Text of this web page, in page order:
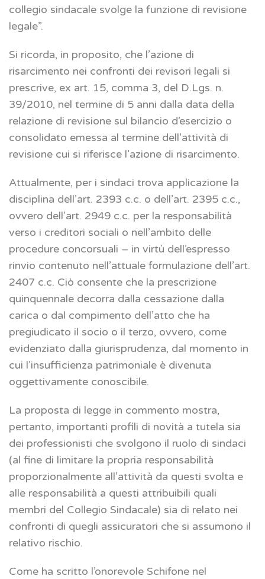
collegio sindacale svolge la funzione di revisione
legale”.
Si ricorda, in proposito, che l’azione di
risarcimento nei confronti dei revisori legali si
prescrive, ex art. 15, comma 3, del D.Lgs. n.
39/2010, nel termine di 5 anni dalla data della
relazione di revisione sul bilancio d’esercizio o
consolidato emessa al termine dell’attività di
revisione cui si riferisce l’azione di risarcimento.
Attualmente, per i sindaci trova applicazione la
disciplina dell’art. 2393 c.c. o dell’art. 2395 c.c.,
ovvero dell’art. 2949 c.c. per la responsabilità
verso i creditori sociali o nell’ambito delle
procedure concorsuali – in virtù dell’espresso
rinvio contenuto nell’attuale formulazione dell’art.
2407 c.c. Ciò consente che la prescrizione
quinquennale decorra dalla cessazione dalla
carica o dal compimento dell’atto che ha
pregiudicato il socio o il terzo, ovvero, come
evidenziato dalla giurisprudenza, dal momento in
cui l’insufficienza patrimoniale è divenuta
oggettivamente conoscibile.
La proposta di legge in commento mostra,
pertanto, importanti profili di novità a tutela sia
dei professionisti che svolgono il ruolo di sindaci
(al fine di limitare la propria responsabilità
proporzionalmente all’attività da questi svolta e
alle responsabilità a questi attribuibili quali
membri del Collegio Sindacale) sia di relato nei
confronti di quegli assicuratori che si assumono il
relativo rischio.
Come ha scritto l’onorevole Schifone nel